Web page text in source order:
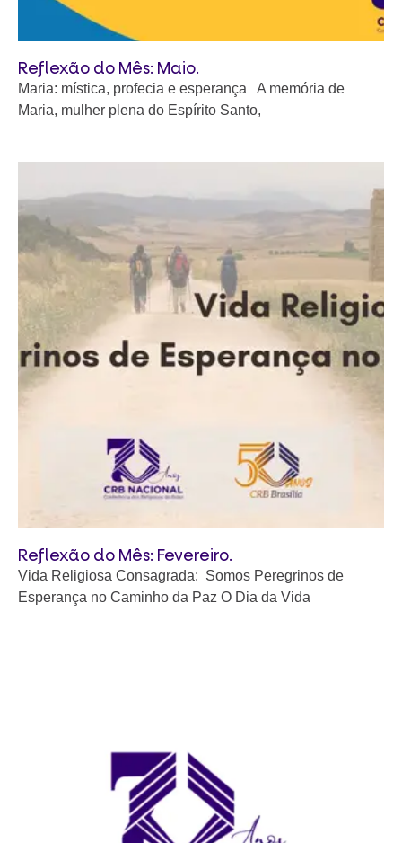
Reflexão do Mês: Maio.
Maria: mística, profecia e esperança A memória de
Maria, mulher plena do Espírito Santo,
Reflexão do Mês: Fevereiro.
Vida Religiosa Consagrada: Somos Peregrinos de
Esperança no Caminho da Paz O Dia da Vida